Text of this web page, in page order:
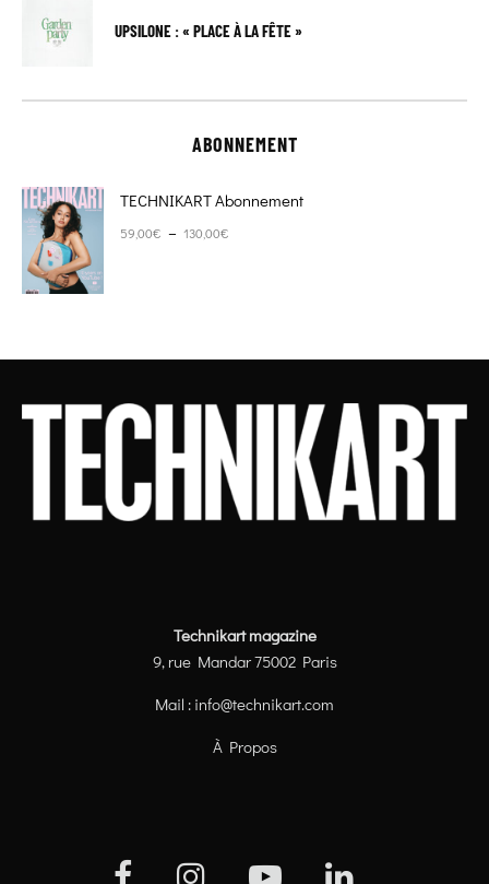
UPSILONE : « PLACE À LA FÊTE »
ABONNEMENT
TECHNIKART Abonnement
59,00€ – 130,00€
Technikart magazine
9, rue Mandar 75002 Paris
Mail : info@technikart.com
À Propos